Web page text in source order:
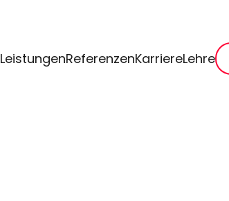
LeistungenReferenzenKarriereLehre